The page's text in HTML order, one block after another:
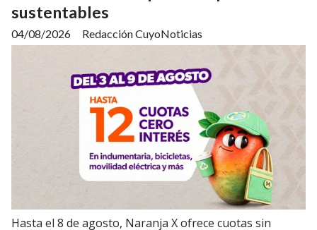
sustentables
Redacción CuyoNoticias
04/08/2026
Hasta el 8 de agosto, Naranja X ofrece cuotas sin